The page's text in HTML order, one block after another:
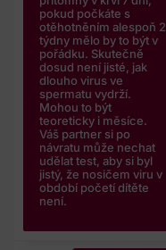
pokud počkáte s
otěhotněním alespoň 2
týdny mělo by to být v
pořádku. Skutečně
dosud není jisté, jak
dlouho virus ve
spermatu vydrží.
Mohou to být
teoreticky i měsíce.
Váš partner si po
návratu může nechat
udělat test, aby si byl
jistý, že nosičem viru v
období početí dítěte
není.